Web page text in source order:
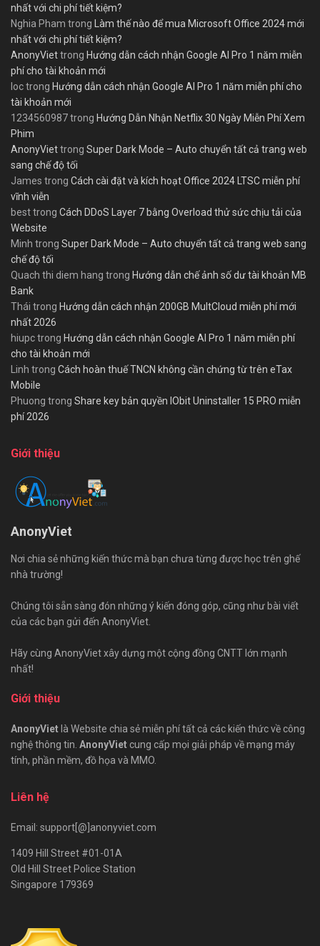
nhất với chi phí tiết kiệm?
Nghia Pham trong Làm thế nào để mua Microsoft Office 2024 mới
nhất với chi phí tiết kiệm?
AnonyViettrong Hướng dẫn cách nhận Google AI Pro 1 năm miễn
phí cho tài khoản mới
loctrong Hướng dẫn cách nhận Google AI Pro 1 năm miễn phí cho
tài khoản mới
1234560987trong Hướng Dẫn Nhận Netflix 30 Ngày Miễn Phí Xem
Phim
AnonyViettrong Super Dark Mode – Auto chuyển tất cả trang web
sang chế độ tối
James trong Cách cài đặt và kích hoạt Office 2024 LTSC miễn phí
vĩnh viễn
besttrong Cách DDoS Layer 7 bằng Overload thử sức chịu tải của
Website
Minh trong Super Dark Mode – Auto chuyển tất cả trang web sang
chế độ tối
Quach thi diem hang trong Hướng dẫn chế ảnh số dư tài khoản MB
Bank
Thái trong Hướng dẫn cách nhận 200GB MultCloud miễn phí mới
nhất 2026
hiupctrong Hướng dẫn cách nhận Google AI Pro 1 năm miễn phí
cho tài khoản mới
Linh trong Cách hoàn thuế TNCN không cần chứng từ trên eTax
Mobile
Phuong trong Share key bản quyền IObit Uninstaller 15 PRO miễn
phí 2026
Giới thiệu
AnonyViet
Nơi chia sẻ những kiến thức mà bạn chưa từng được học trên ghế
nhà trường!
Chúng tôi sẵn sàng đón những ý kiến đóng góp, cũng như bài viết
của các bạn gửi đến AnonyViet.
Hãy cùng AnonyViet xây dựng một cộng đồng CNTT lớn mạnh
nhất!
Giới thiệu
AnonyViet là Website chia sẻ miễn phí tất cả các kiến thức về công
nghệ thông tin. AnonyViet cung cấp mọi giải pháp về mạng máy
tính, phần mềm, đồ họa và MMO.
Liên hệ
Email: support[@]anonyviet.com
1409 Hill Street #01-01A
Old Hill Street Police Station
Singapore 179369